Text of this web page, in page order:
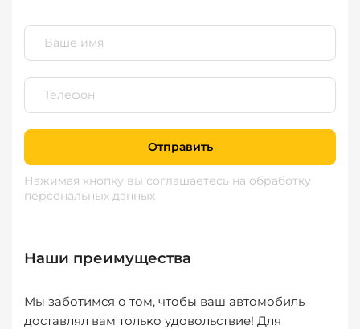
Отправить
Нажимая кнопку вы соглашаетесь на обработку
персональных данных
Наши преимущества
Мы заботимся о том, чтобы ваш автомобиль
доставлял вам только удовольствие! Для